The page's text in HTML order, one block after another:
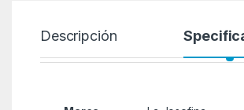
Descripción